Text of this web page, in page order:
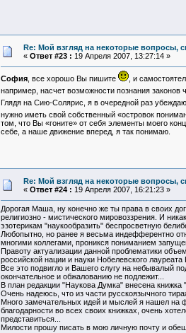
Re: Мой взгляд на некоторые вопросы,
« Ответ #23 : 19 Апреля 2007, 13:27:14 »
София, все хорошо Вы пишите
, и
например, насчет возможности познания
Глядя на Сию-Солярис, я в очередной раз
нужно иметь свой собственный «островок
том, что Вы «гоните» от себя элементы моего
себе, а наше движение вперед, я так понимаю.
Re: Мой взгляд на некоторые вопросы,
« Ответ #24 : 19 Апреля 2007, 16:21:23 »
Дорогая Маша, ну конечно же ты права в своих
религиозно - мистического мировоззрения. И
эзотерикам "наукообразить" беспросветную
Любопытно, но ранее я весьма индефферентно
многими коллегами, проникся пониманием
Правоту актуализации данной проблематики
российской нации и науки Нобелевского лауреата
Все это подвигло и Вашего слугу на небывалый
окончательное и обжалованию не подлежит...
В план редакции "Наукова Думка" внесена
Очень надеюсь, что из части русскоязычного
Много замечательных идей и мыслей я нашел на
благодарности во всех своих книжках, очень
представиться...
Милости прошу писать в мою личную почту и